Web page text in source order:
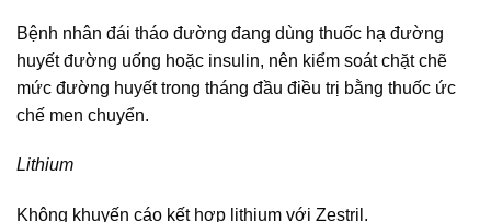
Bệnh nhân đái tháo đường đang dùng thuốc hạ đường
huyết đường uống hoặc insulin, nên kiểm soát chặt chẽ
mức đường huyết trong tháng đầu điều trị bằng thuốc ức
chế men chuyển.
Lithium
Không khuyến cáo kết hợp lithium với Zestril.